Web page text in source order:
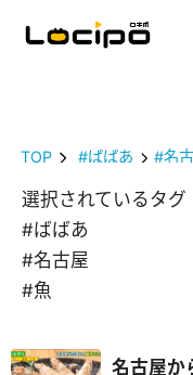
TOP #ばばあ #名
選択されているタグ
#ばばあ
#名古屋
#魚
名古屋か